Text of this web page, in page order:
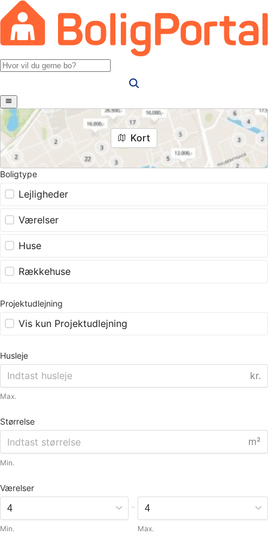
Kort
Boligtype
Lejligheder
Værelser
Huse
Rækkehuse
Projektudlejning
Vis kun Projektudlejning
Husleje
kr.
Max.
Størrelse
m²
Min.
Værelser
Min.
-
Max.